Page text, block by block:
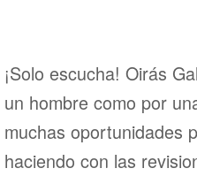
¡Solo escucha! Oirás
un hombre como por
muchas oportunidades
haciendo con las